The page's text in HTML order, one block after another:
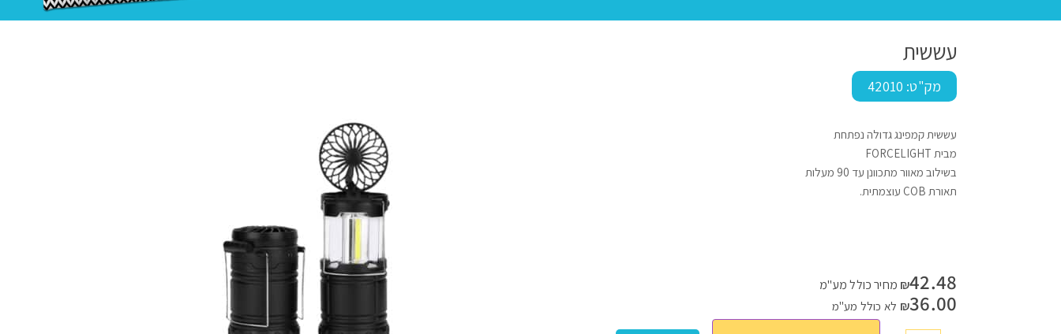
חנות>כל המתנות>מתנות לגיל שלישי
עששית
מק"ט: 42010
עששית קמפינג גדולה נפתחת
מבית FORCELIGHT
בשילוב מאוור מתכוונן עד 90 מעלות
תאורת COB עוצמתית.
₪42.48
מחיר כולל מע"מ
₪36.00 לא כולל מע"מ